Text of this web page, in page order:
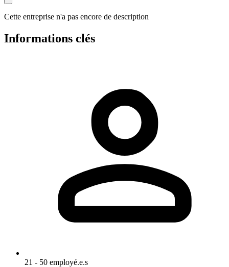
Cette entreprise n'a pas encore de description
Informations clés
21 - 50 employé.e.s